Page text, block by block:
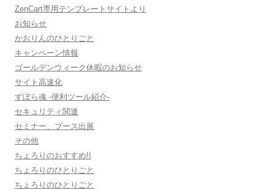
ZenCart専用テンプレートサイトより
お知らせ
かおりんのひとりごと
キャンペーン情報
ゴールデンウィーク休暇のお知らせ
サイト高速化
ずぼら魂 -便利ツール紹介-
セキュリティ関連
セミナー、ブース出展
その他
ちょろりのおすすめ!!
ちょろりのひとりごと
ちょろりのひとりごと